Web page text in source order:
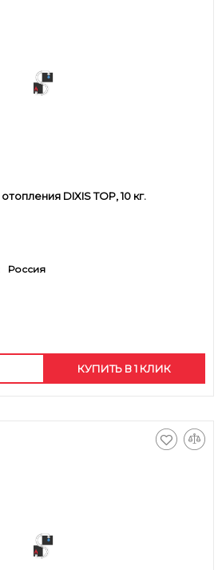
DIXIS TOP, 10 кг.
Россия
КУПИТЬ В 1 КЛИК